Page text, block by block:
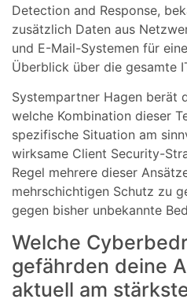
Detection and Response,
zusätzlich Daten aus
und E-Mail-Systemen für
Überblick über die gesamte
Systempartner Hagen berät
welche Kombination dieser
spezifische Situation am
wirksame Client Security-
Regel mehrere dieser
mehrschichtigen Schutz zu
gegen bisher unbekannte
Welche
gefährden deine
aktuell am